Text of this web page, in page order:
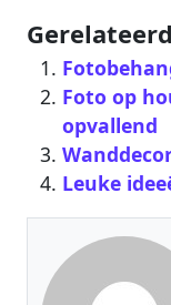
Foto op
opvallend
Leuke